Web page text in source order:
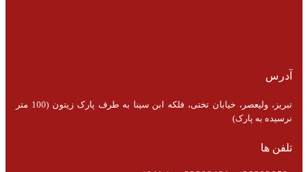
آدرس
تبریز، ولیعصر، خیابان تختی، فلکه ابن سینا به طرف پارک زیتون (100 متر
نرسیده به پارک)
تلفن ها